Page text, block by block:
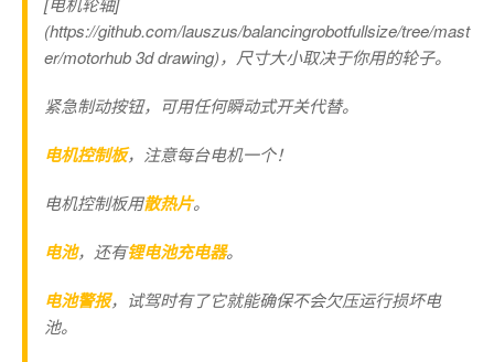
(https://github.com/lauszus/balancingrobotfullsize/tree/mast
er/motorhub 3d drawing)，尺寸大小取决于你用的轮子。
紧急制动按钮，可用任何瞬动式开关代替。
电机控制板，注意每台电机一个！
电机控制板用散热片。
电池，还有锂电池充电器。
电池警报，试驾时有了它就能确保不会欠压运行损坏电
池。